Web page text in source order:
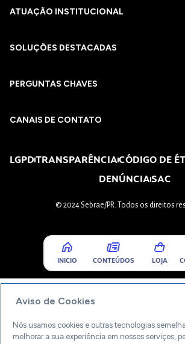
ATUAÇÃO INSTITUCIONAL
SOLUÇÕES DESTACADAS
PERGUNTAS CHAVES​
CANAIS DE CONTATO
LGPDTRANSPARÊNCIACÓDIGO DE
DENÚNCIASAC
© 2024 Sebrae/PR. Todos os direitos
INICIO CONTEÚDOS LOJA
Aviso de Cookies
Nós usamos cookies e outras tecnologias
melhorar a sua experiência em nossos serviços,